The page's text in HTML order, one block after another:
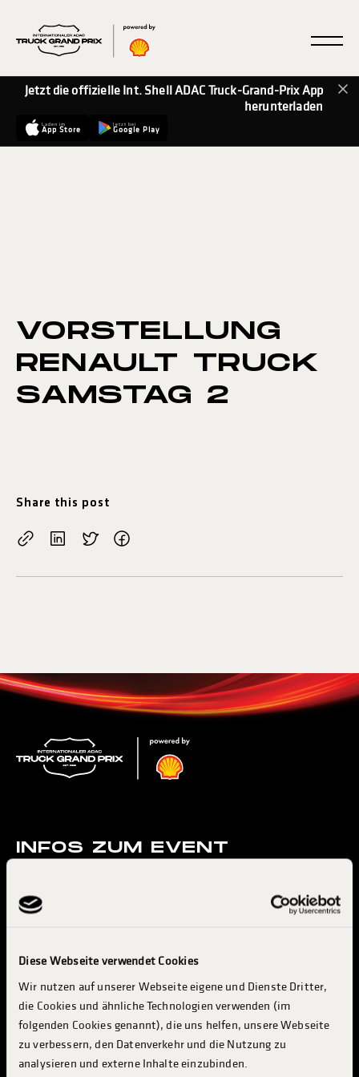
Diese Webseite verwendet Cookies
Wir nutzen auf unserer Webseite eigene und Dienste Dritter,
die Cookies und ähnliche Technologien verwenden (im
folgenden Cookies genannt), die uns helfen, unsere Webseite
zu verbessern, den Datenverkehr und die Nutzung zu
analysieren und externe Inhalte einzubinden.
Jetzt die offizielle Int. Shell ADAC Truck-Grand-Prix App
herunterladen
Laden im
App Store
Jetzt bei
Google Play
VORSTELLUNG
RENAULT TRUCK
SAMSTAG 2
Share this post
INFOS ZUM EVENT
KONZERTE & ENTERTAINMENT
MESSE & INDUSTRY
BESUCH PLANEN
INFO & SERVICES
TRUCKER CAMP
INDUSTRIE & AUSSTELLER
ABOUT TGP